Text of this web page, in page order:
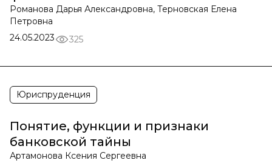
Романова Дарья Александровна, Терновская Елена
Петровна
24.05.2023
325
Юриспруденция
Понятие, функции и признаки
банковской тайны
Артамонова Ксения Сергеевна